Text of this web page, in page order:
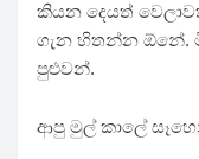
කියන දෙයත්
ගැන හිතන්න ඕනේ.
පුළුවන්.
ආපු මුල් කාලේ